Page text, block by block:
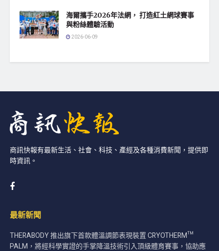
海爾攜手2026年法網， 打造紅土網球賽事
與粉絲體驗活動
2026-06-09
商訊快報有最新生活、社會、科技、產經及各種消費新聞，提供即
時資訊。
最新新聞
THERABODY 推出旗下首款體溫調節表現裝置 CRYOTHERM™
PALM，將經科學實證的手掌降溫技術引入頂級體育賽事，協助應